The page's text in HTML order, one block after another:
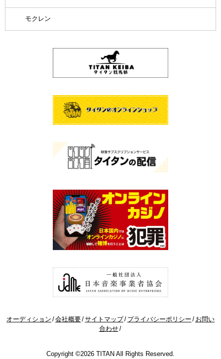
モクレン
オーディション 会社概要 サイトマップ プライバシーポリシー
お問い
合わせ
Copyright ©2026 TITAN All Rights Reserved.